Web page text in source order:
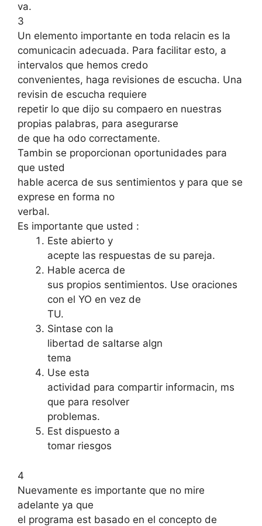
va.
3
Un elemento importante en toda relacin es la
comunicacin adecuada. Para facilitar esto, a
intervalos que hemos credo
convenientes, haga revisiones de escucha. Una
revisin de escucha requiere
repetir lo que dijo su compaero en nuestras
propias palabras, para asegurarse
de que ha odo correctamente.
Tambin se proporcionan oportunidades para
que usted
hable acerca de sus sentimientos y para que se
exprese en forma no
verbal.
Es importante que usted :
Este abierto y
acepte las respuestas de su pareja.
Hable acerca de
sus propios sentimientos. Use oraciones
con el YO en vez de
TU.
Sintase con la
libertad de saltarse algn
tema
Use esta
actividad para compartir informacin, ms
que para resolver
problemas.
Est dispuesto a
tomar riesgos
4
Nuevamente es importante que no mire
adelante ya que
el programa est basado en el concepto de